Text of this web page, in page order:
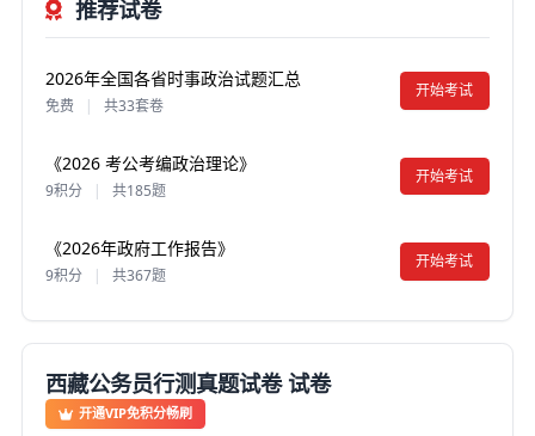
推荐试卷
2026年全国各省时事政治试题汇总
免费 | 共33套卷
开始考试
《2026 考公考编政治理论》
9积分 | 共185题
开始考试
《2026年政府工作报告》
9积分 共367题
开始考试
西藏公务员行测真题试卷 试卷
开通VIP免积分畅刷